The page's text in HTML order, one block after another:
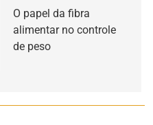
O papel da fibra
alimentar no controle
de peso